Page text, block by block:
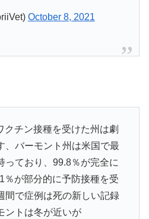
October 8, 2021
チン接種を受けた州は劇
、バーモント州は米国で最
っており、99.8％が完全に
％が部分的に予防接種を受
間で症例は死の新しい記録
ントは冬が近いが